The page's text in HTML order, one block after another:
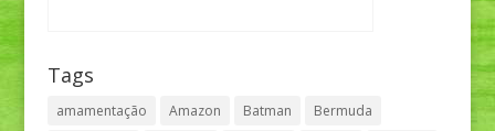
Tags
amamentação Amazon Batman
Bermuda